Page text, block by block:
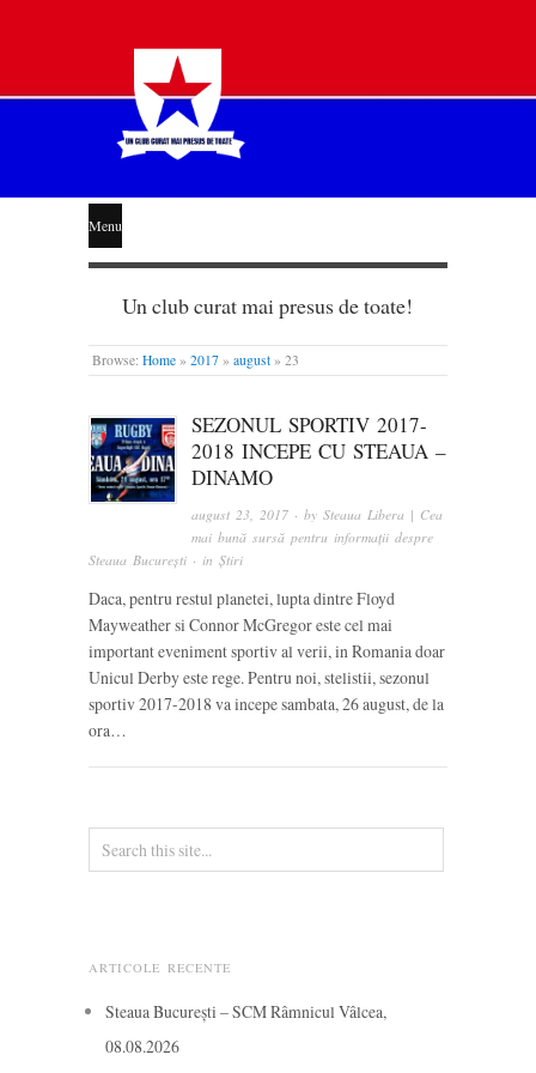
STEAUA
LIBERĂ
Menu
Un club curat mai presus de toate!
Browse: Home » 2017 » august » 23
SEZONUL SPORTIV 2017-
2018 INCEPE CU STEAUA –
DINAMO
august 23, 2017 · bySteaua Libera | Cea
mai bună sursă pentru informații despre
Steaua București · in Știri
Daca, pentru restul planetei, lupta dintre Floyd
Mayweather si Connor McGregor este cel mai
important eveniment sportiv al verii, in Romania doar
Unicul Derby este rege. Pentru noi, stelistii, sezonul
sportiv 2017-2018 va incepe sambata, 26 august, de la
ora…
ARTICOLE RECENTE
Steaua București – SCM Râmnicul Vâlcea,
08.08.2026